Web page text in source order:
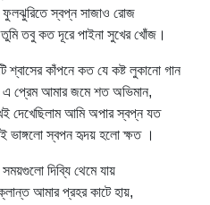
ফুলঝুরিতে স্বপ্ন সাজাও রোজ
তবু কত দূরে পাইনা সুখের খোঁজ।
শ্বাসের কাঁপনে কত যে কষ্ট লুকানো গান
প্রেম আমার জমে শত অভিমান,
দেখেছিলাম আমি অপার স্বপ্ন যত
ভাঙ্গলো স্বপন হৃদয় হলো ক্ষত ।
সময়গুলো দিব্যি থেমে যায়
আমার প্রহর কাটে হায়,